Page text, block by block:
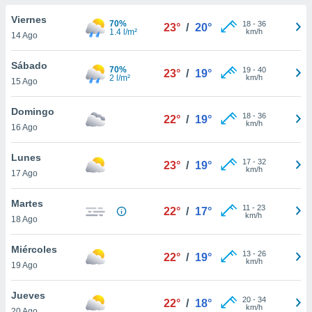
en
y
cookies
aceptar
Viernes
14 Ago
70%
1.4 l/m²
23° / 20° 18- 36
km/h
Sábado
15 Ago
70%
2 l/m²
23° / 19° 19- 40
km/h
Domingo
16 Ago
22° / 19° 18- 36
km/h
Lunes
17 Ago
23° / 19° 17- 32
km/h
Martes
18 Ago
22° / 17° 11 - 23
km/h
Miércoles
19 Ago
22° / 19° 13- 26
km/h
Jueves
22° / 18° 20- 34
km/h